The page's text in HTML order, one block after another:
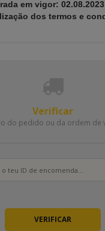
em vigor: 02.08.2023
dos termos e
Verificar
do pedido ou da ordem de